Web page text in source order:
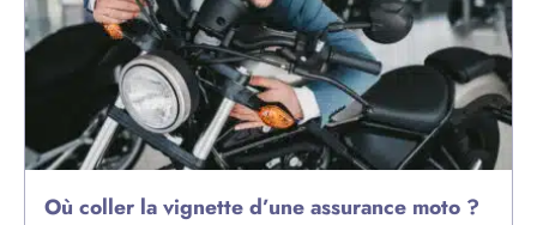
Où coller la vignette d’une assurance moto ?